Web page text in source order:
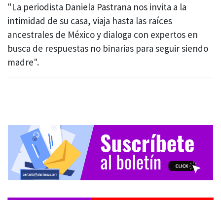
"La periodista Daniela Pastrana nos invita a la
intimidad de su casa, viaja hasta las raíces
ancestrales de México y dialoga con expertos en
busca de respuestas no binarias para seguir siendo
madre".